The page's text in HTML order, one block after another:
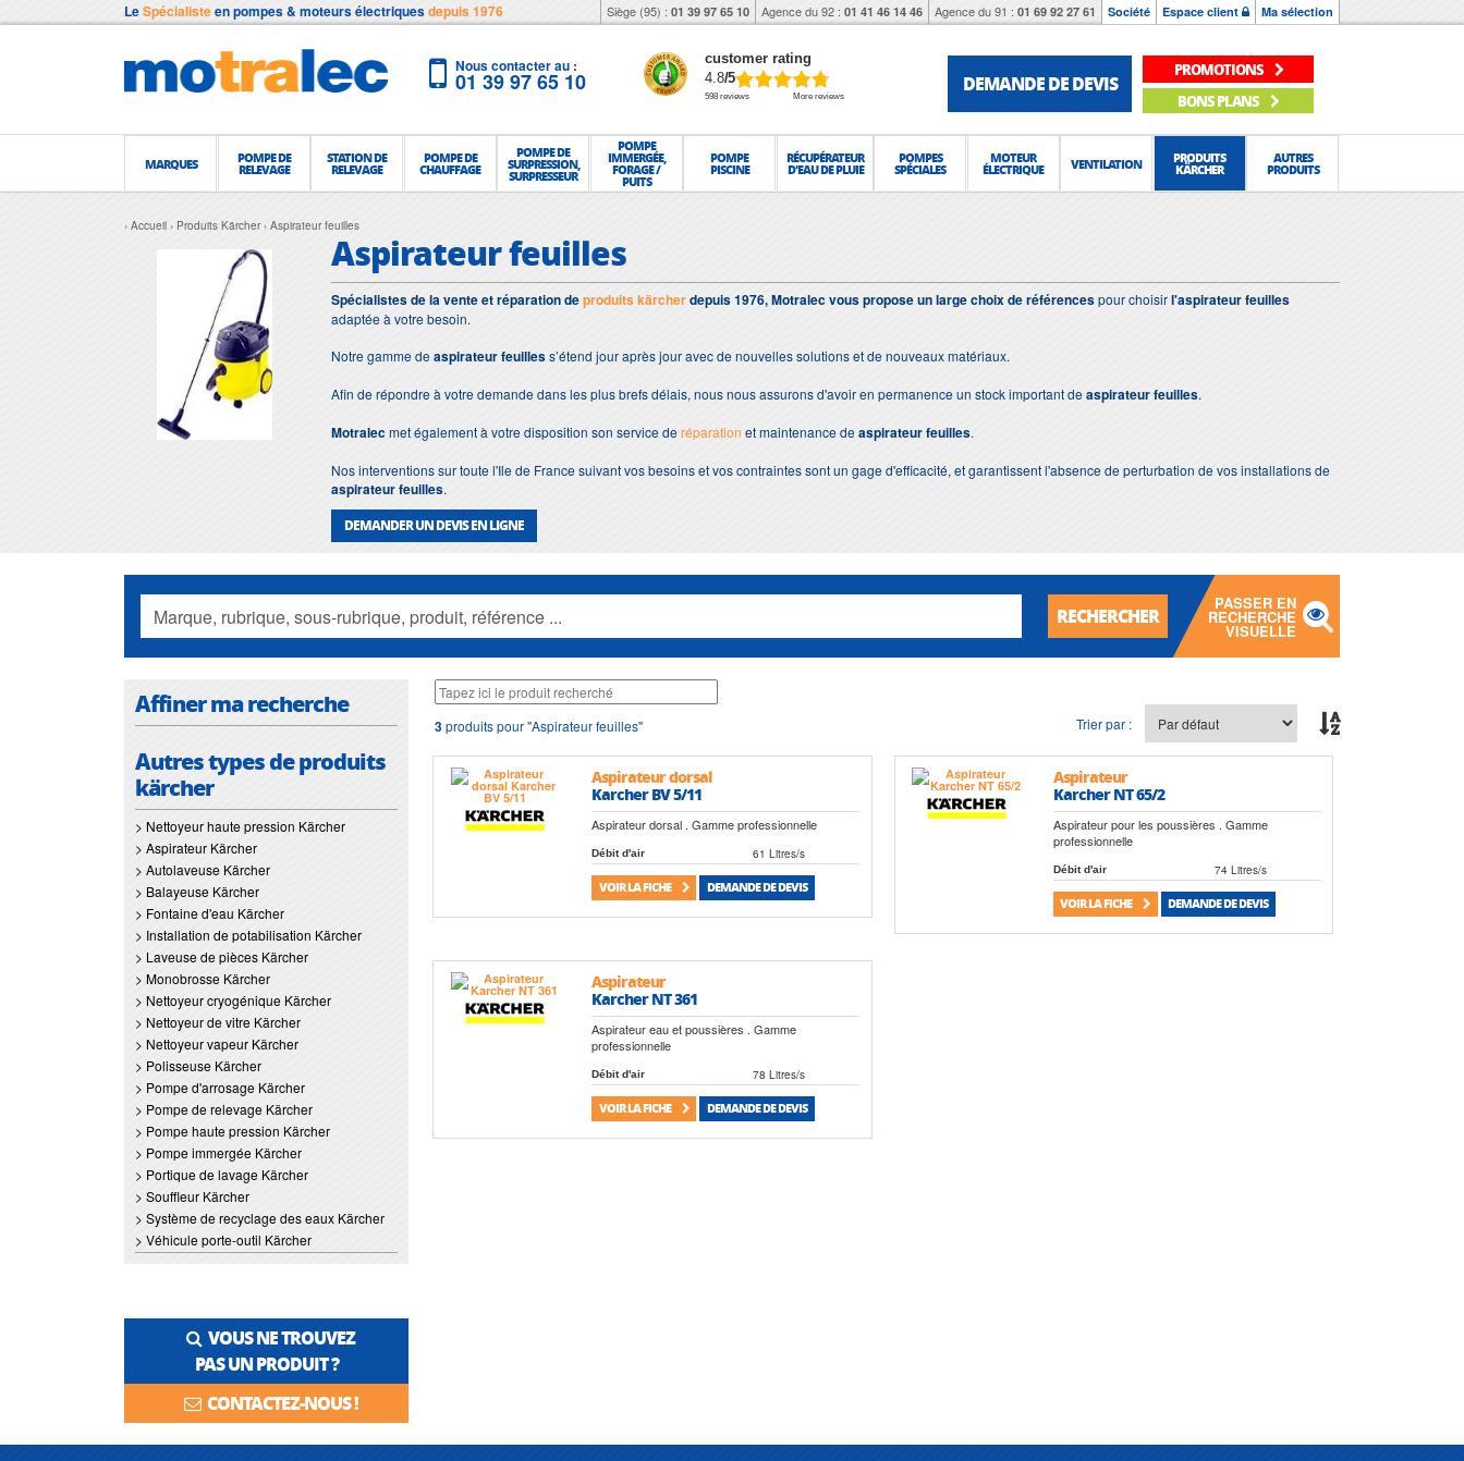
LeSpécialisteen pompes & moteurs électriquesdepuis 1976 Siège (95) : 01 39 97 65 10 Agence du 92 : 01 41 46 14 46 Agence du 91 : 01 69 92 27 61 Société Espace client Ma sélection
Nous contacter au :
01 39 97 65 10
customer rating
4.8/5
598 reviews More reviews
DEMANDE DE DEVIS
PROMOTIONS
BONS PLANS
MARQUES POMPE DE
RELEVAGE
STATION DE
RELEVAGE
POMPE DE
CHAUFFAGE
POMPE DE
SURPRESSION,
SURPRESSEUR
POMPE
IMMERGÉE,
FORAGE /
PUITS
POMPE
PISCINE
RÉCUPÉRATEUR
D'EAU DE PLUIE
POMPES
SPÉCIALES
MOTEUR
ÉLECTRIQUE VENTILATION PRODUITS
KÄRCHER
AUTRES
PRODUITS
Accueil Produits Kärcher Aspirateur feuilles
Aspirateur feuilles
Spécialistes de la vente et réparation deproduits kärcherdepuis 1976, Motralec vous propose un large choix de référencespour choisirl'aspirateur feuilles
adaptée à votre besoin.
Notre gamme deaspirateur feuilless’étend jour après jour avec de nouvelles solutions et de nouveaux matériaux.
Afin de répondre à votre demande dans les plus brefs délais, nous nous assurons d'avoir en permanence un stock important deaspirateur feuilles.
Motralecmet également à votre disposition son service deréparation et maintenance deaspirateur feuilles.
Nos interventions sur toute l'Ile de France suivant vos besoins et vos contraintes sont un gage d'efficacité, et garantissent l'absence de perturbation de vos installations de
aspirateur feuilles.
DEMANDER UN DEVIS EN LIGNE
RECHERCHER
PASSER EN
RECHERCHE
VISUELLE
Affiner ma recherche
Autres types de produits
kärcher
> Nettoyeur haute pression Kärcher
> Aspirateur Kärcher
> Autolaveuse Kärcher
> Balayeuse Kärcher
> Fontaine d'eau Kärcher
> Installation de potabilisation Kärcher
> Laveuse de pièces Kärcher
> Monobrosse Kärcher
> Nettoyeur cryogénique Kärcher
> Nettoyeur de vitre Kärcher
> Nettoyeur vapeur Kärcher
> Polisseuse Kärcher
> Pompe d'arrosage Kärcher
> Pompe de relevage Kärcher
> Pompe haute pression Kärcher
> Pompe immergée Kärcher
> Portique de lavage Kärcher
> Souffleur Kärcher
> Système de recyclage des eaux Kärcher
> Véhicule porte-outil Kärcher
VOUS NE TROUVEZ
PAS UN PRODUIT ?
CONTACTEZ-NOUS !
3produits pour "Aspirateur feuilles" Trier par :
Aspirateur dorsal
Karcher BV 5/11
Aspirateur dorsal . Gamme professionnelle
Débit d'air 61 Litres/s
VOIR LA FICHE DEMANDE DE DEVIS
Aspirateur
Karcher NT 65/2
Aspirateur pour les poussières . Gamme
professionnelle
Débit d'air 74 Litres/s
VOIR LA FICHE DEMANDE DE DEVIS
Aspirateur
Karcher NT 361
Aspirateur eau et poussières . Gamme
professionnelle
Débit d'air 78 Litres/s
VOIR LA FICHE DEMANDE DE DEVIS